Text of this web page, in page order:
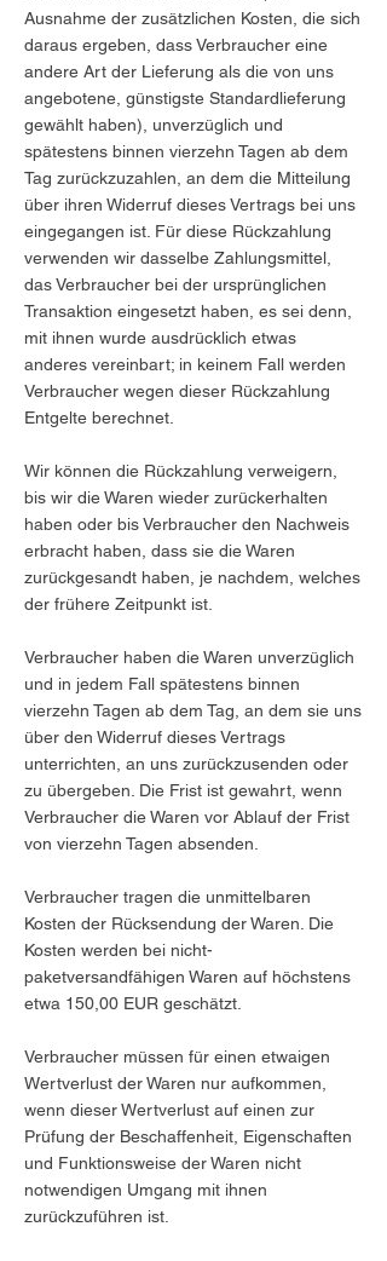
Ausnahme der zusätzlichen Kosten, die sich
daraus ergeben, dass Verbraucher eine
andere Art der Lieferung als die von uns
angebotene, günstigste Standardlieferung
gewählt haben), unverzüglich und
spätestens binnen vierzehn Tagen ab dem
Tag zurückzuzahlen, an dem die Mitteilung
über ihren Widerruf dieses Vertrags bei uns
eingegangen ist. Für diese Rückzahlung
verwenden wir dasselbe Zahlungsmittel,
das Verbraucher bei der ursprünglichen
Transaktion eingesetzt haben, es sei denn,
mit ihnen wurde ausdrücklich etwas
anderes vereinbart; in keinem Fall werden
Verbraucher wegen dieser Rückzahlung
Entgelte berechnet.
Wir können die Rückzahlung verweigern,
bis wir die Waren wieder zurückerhalten
haben oder bis Verbraucher den Nachweis
erbracht haben, dass sie die Waren
zurückgesandt haben, je nachdem, welches
der frühere Zeitpunkt ist.
Verbraucher haben die Waren unverzüglich
und in jedem Fall spätestens binnen
vierzehn Tagen ab dem Tag, an dem sie uns
über den Widerruf dieses Vertrags
unterrichten, an uns zurückzusenden oder
zu übergeben. Die Frist ist gewahrt, wenn
Verbraucher die Waren vor Ablauf der Frist
von vierzehn Tagen absenden.
Verbraucher tragen die unmittelbaren
Kosten der Rücksendung der Waren. Die
Kosten werden bei nicht-
paketversandfähigen Waren auf höchstens
etwa 150,00 EUR geschätzt.
Verbraucher müssen für einen etwaigen
Wertverlust der Waren nur aufkommen,
wenn dieser Wertverlust auf einen zur
Prüfung der Beschaffenheit, Eigenschaften
und Funktionsweise der Waren nicht
notwendigen Umgang mit ihnen
zurückzuführen ist.